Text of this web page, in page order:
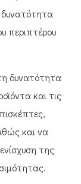
δυνατότητα
περιπτέρου
δυνατότητα
και τις
και να
της